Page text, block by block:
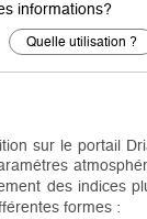
informations?
Quelle utilisation ?
sur le portail
des indices
formes :